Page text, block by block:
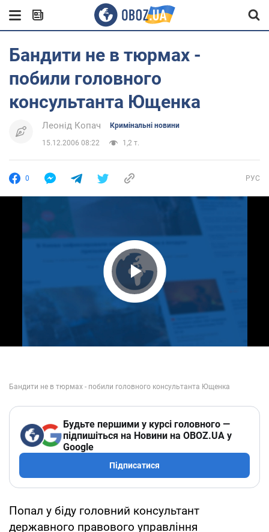
Бандити не в тюрмах -
побили головного
консультанта Ющенка
Леонід Копач Кримінальні новини
15.12.2006 08:22 1,2 т.
0 РУС
Play Video
Будьте першими у курсі головного —
підпишіться на Новини на OBOZ.UA у
Google
Підписатися
Попал у біду головний консультант
державного правового управління